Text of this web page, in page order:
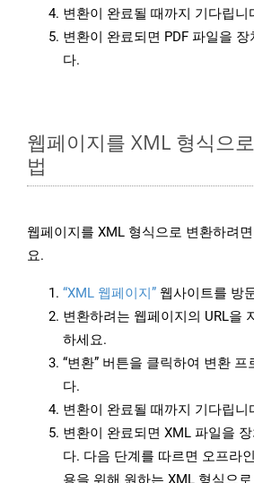
변환이 완료될 때까지 기다립니
변환이 완료되면 PDF 파일을
다.
웹페이지를 XML 형식으
법
웹페이지를 XML 형식으로 변환하려
요.
“XML 웹페이지” 웹사이트를 방
변환하려는 웹페이지의 URL을
하세요.
“변환” 버튼을 클릭하여 변환 프
다.
변환이 완료될 때까지 기다립니
변환이 완료되면 XML 파일을
다. 다음 단계를 따르면 오프라
용을 위해 원하는 XML 형식으